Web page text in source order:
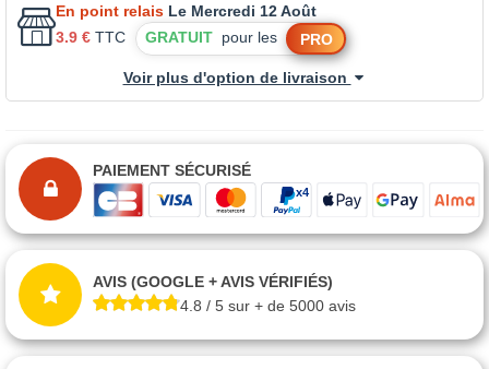
En point relais Le Mercredi 12 Août
3.9 € TTC GRATUIT pour les PRO
Voir plus d'option de livraison
PAIEMENT SÉCURISÉ
AVIS (GOOGLE + AVIS VÉRIFIÉS)
4.8 / 5 sur + de 5000 avis